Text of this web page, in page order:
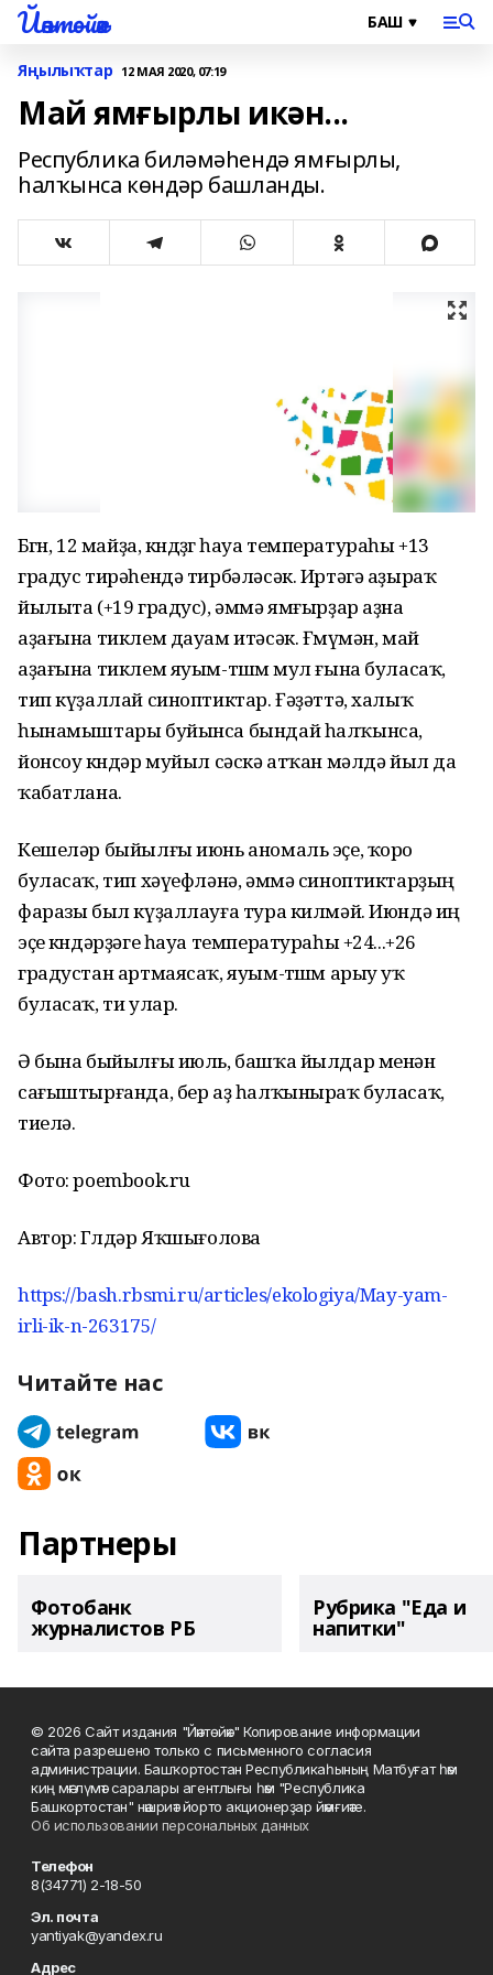
Йәнтөйәк
Яңылыҡтар 12 МАЯ 2020, 07:19
Май ямғырлы икән...
Республика биләмәһендә ямғырлы,
һалҡынса көндәр башланды.
Бөгөн, 12 майҙа, көндөҙгө һауа температураһы +13
градус тирәһендә тирбәләсәк. Иртәгә аҙыраҡ
йылыта (+19 градус), әммә ямғырҙар аҙна
аҙағына тиклем дауам итәсәк. Ғөмүмән, май
аҙағына тиклем яуым-төшөм мул ғына буласаҡ,
тип күҙаллай синоптиктар. Ғәҙәттә, халыҡ
һынамыштары буйынса бындай һалҡынса,
йонсоу көндәр муйыл сәскә атҡан мәлдә йыл да
ҡабатлана.
Кешеләр быйылғы июнь аномаль эҫе, ҡоро
буласаҡ, тип хәүефләнә, әммә синоптиктарҙың
фаразы был күҙаллауға тура килмәй. Июндә иң
эҫе көндәрҙәге һауа температураһы +24...+26
градустан артмаясаҡ, яуым-төшөм арыу уҡ
буласаҡ, ти улар.
Ә бына быйылғы июль, башҡа йылдар менән
сағыштырғанда, бер аҙ һалҡыныраҡ буласаҡ,
тиелә.
Фото: poembook.ru
Автор: Гөлдәр Яҡшығолова
https://bash.rbsmi.ru/articles/ekologiya/May-yam-
irli-ik-n-263175/
Читайте нас
Партнеры
Фотобанк
журналистов РБ
Рубрика "Еда и
напитки"
© 2026 Сайт издания "Йәнтөйәк" Копирование информации
сайта разрешено только с письменного согласия
администрации. Башҡортостан Республикаһының Матбуғат һәм
киң мәғлүмәт саралары агентлығы һәм "Республика
Башкортостан" нәшриәт йорто акционерҙар йәмғиәте.
Об использовании персональных данных
Телефон
8(34771) 2-18-50
Эл. почта
yantiyak@yandex.ru
Адрес